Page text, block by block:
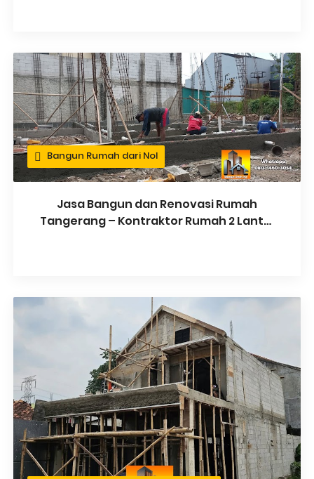
Bangun Rumah dari Nol
Jasa Bangun dan Renovasi Rumah
Tangerang – Kontraktor Rumah 2 Lantai